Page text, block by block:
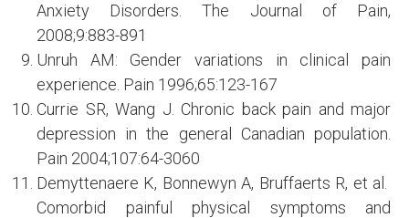
Anxiety Disorders. The Journal of Pain,
2008;9:883-891
Unruh AM: Gender variations in clinical pain
experience. Pain 1996;65:123-167
Currie SR, Wang J. Chronic back pain and major
depression in the general Canadian population.
Pain 2004;107:64-3060
Demyttenaere K, Bonnewyn A, Bruffaerts R, et al.
Comorbid painful physical symptoms and